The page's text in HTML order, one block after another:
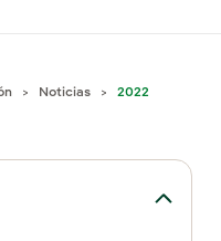
Noticias 2022
para Noticias